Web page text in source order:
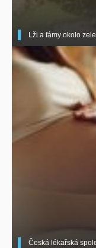
Lži a fámy okolo
Česká lékařská